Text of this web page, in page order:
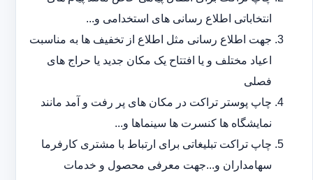
انتخاباتی اطلاع رسانی های استخدامی و...
جهت اطلاع رسانی مثل اطلاع از تخفیف ها به مناسبت
اعیاد مختلف و یا افتتاح یک مکان جدید یا حراج های
فصلی
چاپ پوستر تراکت در مکان های پر رفت و آمد مانند
نمایشگاه ها کنسرت ها سینماها و...
چاپ تراکت تبلیغاتی برای ارتباط با مشتری کارفرما
سهامداران و...جهت معرفی محصول و خدمات